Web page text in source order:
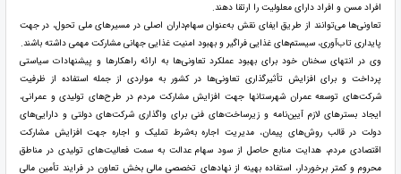
افراد مسن و افراد دارای معلولیت را ارتقا دهند.
تعاونی‌ها می‌توانند از طریق ایفای نقش به‌عنوان سهام‌داران اصلی در مسیرهای ملی تحول، در جهت
پایداری تاب‌آوری، سیستم‌های غذایی فراگیر و بهبود امنیت غذایی جهانی مشارکت مهمی داشته باشند.
وی در انتهای سخنان خود برای بهبود عملکرد تعاونی‌ها به ارائه راهکارها و پیشنهادات سیاستی
پرداخت و برای افزایش تأثیرگذاری تعاونی‌ها در کشور به مواردی از جمله استفاده از ظرفیت
شرکت‌های توسعه عمران شهرستانها جهت افزایش مشارکت مردم در طرح‌های تولیدی و عمرانی،
ایجاد بستر‌های لازم آیین‌نامه و زیرساخت‌های فنی برای واگذاری شرکت‌های دولتی و دارایی‌های
دولت در قالب روش‌های پیمان، مدیریت اجاره به‌شرط تملیک و اجاره جهت افزایش مشارکت
اقتصادی مردم، هدایت منابع حاصل از سود سهام عدالت به سمت فعالیت‌های تولیدی در مناطق
محروم و کمتر برخوردار، استفاده بهینه از نهادهای تخصصی مالی بخش تعاون در فرایند تأمین مالی